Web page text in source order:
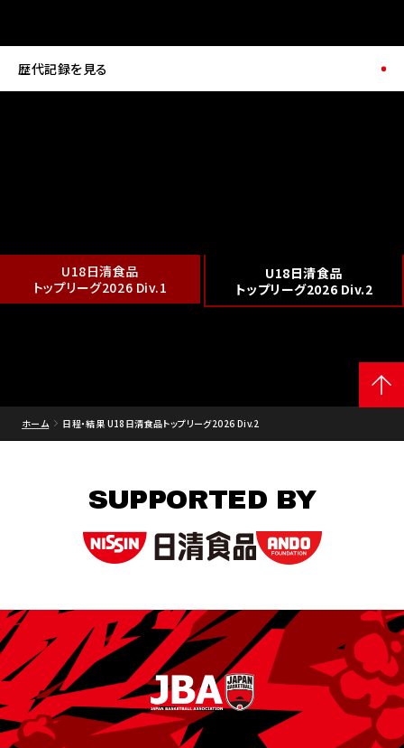
歴代記録を見る
U18日清食品
トップリーグ2026 Div.1
U18日清食品
トップリーグ2026 Div.2
ホーム 日程・結果 U18日清食品トップリーグ2026 Div.2
SUPPORTED BY